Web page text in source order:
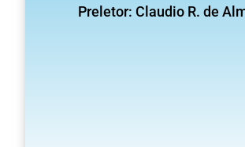
Preletor: Claudio R. de